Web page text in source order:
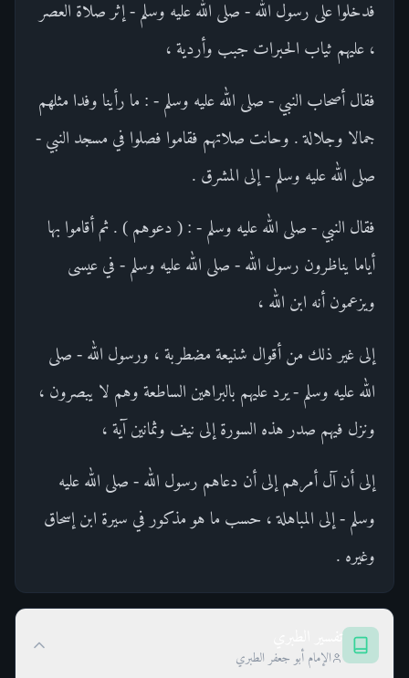
فدخلوا على رسول الله - صلى الله عليه وسلم - إثر صلاة العصر
، عليهم ثياب الحبرات جبب وأردية ،
فقال أصحاب النبي - صلى الله عليه وسلم - : ما رأينا وفدا مثلهم
جمالا وجلالة . وحانت صلاتهم فقاموا فصلوا في مسجد النبي -
صلى الله عليه وسلم - إلى المشرق .
فقال النبي - صلى الله عليه وسلم - : ( دعوهم ) . ثم أقاموا بها
أياما يناظرون رسول الله - صلى الله عليه وسلم - في عيسى
ويزعمون أنه ابن الله ،
إلى غير ذلك من أقوال شنيعة مضطربة ، ورسول الله - صلى
الله عليه وسلم - يرد عليهم بالبراهين الساطعة وهم لا يبصرون ،
ونزل فيهم صدر هذه السورة إلى نيف وثمانين آية ،
إلى أن آل أمرهم إلى أن دعاهم رسول الله - صلى الله عليه
وسلم - إلى المباهلة ، حسب ما هو مذكور في سيرة ابن إسحاق
وغيره .
الإمام أبو جعفر الطبري